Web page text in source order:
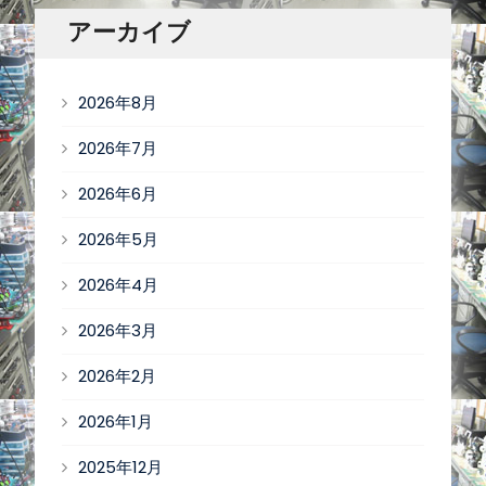
アーカイブ
2026年8月
2026年7月
2026年6月
2026年5月
2026年4月
2026年3月
2026年2月
2026年1月
2025年12月